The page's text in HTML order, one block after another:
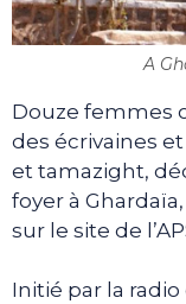
A
Douze femmes
des écrivaines
et tamazight,
foyer à
sur le site de
Initié par la